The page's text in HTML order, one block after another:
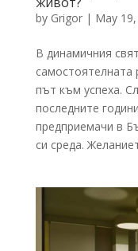
by Grigor| May
В динамичния
самостоятелната
път към успеха.
последните
предприемачи в
си среда.